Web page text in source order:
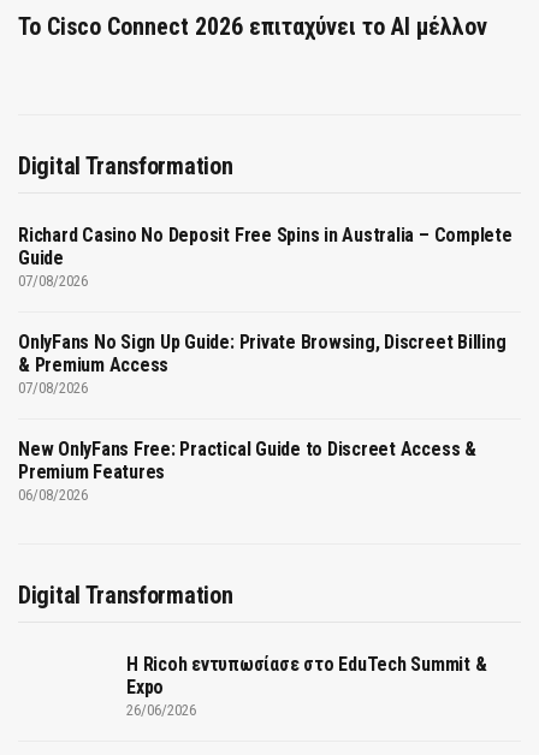
Το Cisco Connect 2026 επιταχύνει το AI μέλλον
Digital Transformation
Richard Casino No Deposit Free Spins in Australia – Complete
Guide
07/08/2026
OnlyFans No Sign Up Guide: Private Browsing, Discreet Billing
& Premium Access
07/08/2026
New OnlyFans Free: Practical Guide to Discreet Access &
Premium Features
06/08/2026
Digital Transformation
Η Ricoh εντυπωσίασε στο EduTech Summit &
Expo
26/06/2026